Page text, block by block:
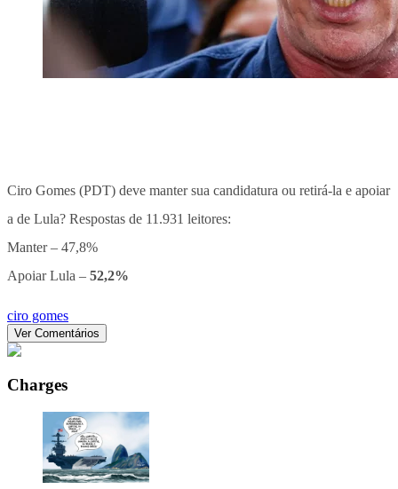
Ciro Gomes (PDT) deve manter sua candidatura ou retirá-la e apoiar
a de Lula? Respostas de 11.931 leitores:
Manter – 47,8%
Apoiar Lula – 52,2%
ciro gomes
Ver Comentários
Charges